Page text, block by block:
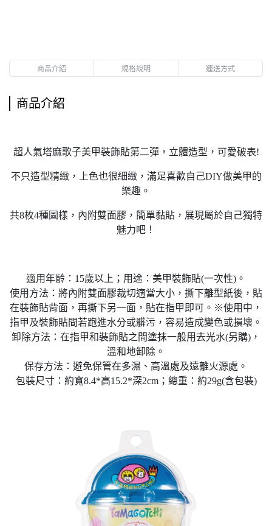
商品介紹 規格說明 運送方式
商品介紹
超人氣塔麻歌子美甲裝飾貼第二彈，立體造型，可愛破表!
不只造型精緻，上色也很細緻，滿足喜歡自己DIY做美甲的
樂趣。
共8枚4種圖樣，內附雙面膠，簡單黏貼，展現屬於自己獨特
魅力吧！
適用年齡：15歲以上；用途：美甲裝飾貼(一次性)。
使用方法：將內附雙面膠裁切適當大小，撕下離型紙後，貼
在裝飾貼背面，再撕下另一面，貼在指甲即可。※使用中，
指甲及裝飾貼間若跑進水分或髒污，容易造成變色或損壞。
卸除方法：在指甲和裝飾貼之間塗抹一般用去光水(另購)，
溫和地卸除。
保存方法：避免保管在多濕、高溫處及遠離火源處。
包裝尺寸：約寬8.4*高15.2*深2cm；總重：約29g(含包裝)